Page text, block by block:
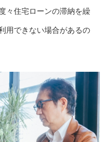
々住宅ローンの滞納を繰
用できない場合があるの